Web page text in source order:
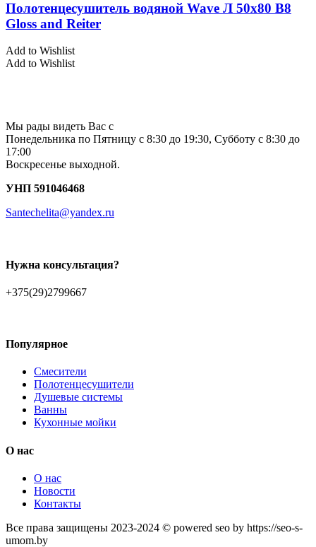
Полотенцесушитель водяной Wave Л 50х80 В8
Gloss and Reiter
Add to Wishlist
Add to Wishlist
Мы рады видеть Вас с
Понедельника по Пятницу с 8:30 до 19:30, Субботу с 8:30 до
17:00
Воскресенье выходной.
УНП 591046468
Santechelita@yandex.ru
Нужна консультация?
+375(29)2799667
Популярное
Смесители
Полотенцесушители
Душевые системы
Ванны
Кухонные мойки
О нас
О нас
Новости
Контакты
Все права защищены 2023-2024 © powered seo by https://seo-s-
umom.by